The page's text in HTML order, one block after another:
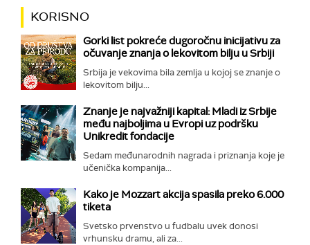
KORISNO
Gorki list pokreće dugoročnu inicijativu za
očuvanje znanja o lekovitom bilju u Srbiji
Srbija je vekovima bila zemlja u kojoj se znanje o
lekovitom bilju...
Znanje je najvažniji kapital: Mladi iz Srbije
među najboljima u Evropi uz podršku
Unikredit fondacije
Sedam međunarodnih nagrada i priznanja koje je
učenička kompanija...
Kako je Mozzart akcija spasila preko 6.000
tiketa
Svetsko prvenstvo u fudbalu uvek donosi
vrhunsku dramu, ali za...